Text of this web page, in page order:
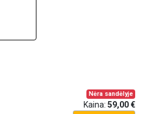
Nėra sandėlyje
Kaina: 59,00 €